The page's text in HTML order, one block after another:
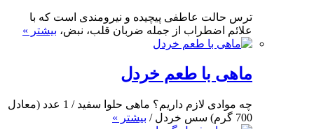
ترس حالت عاطفی پیچیده و نیرومندی است که با
علائم اضطراب از جمله ضربان قلب، نبض، بیشتر »
ماهی با طعم خردل
چه موادی لازم داریم؟ ماهی حلوا سفید / 1 عدد (معادل
700 گرم) سس خردل /
بیشتر »